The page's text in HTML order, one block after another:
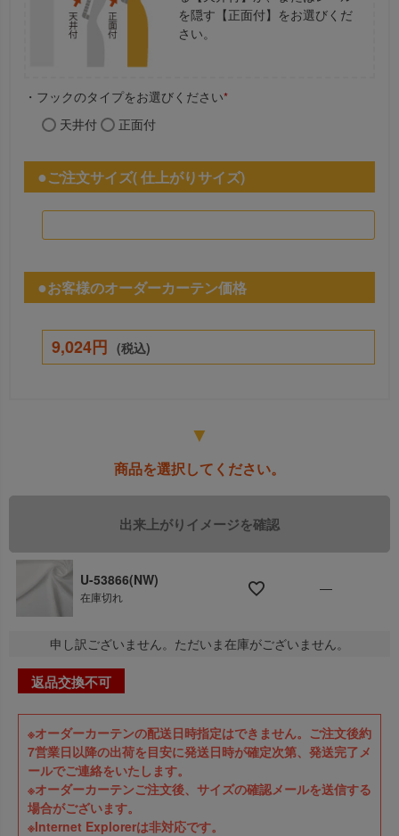
を隠す【正面付】をお選びくだ
さい。
・フックのタイプをお選びください*
天井付 正面付
ご注文サイズ( 仕上がりサイズ)
お客様のオーダーカーテン価格
9,024円 (税込)
▼
商品を選択してください。
U-53866(NW)
在庫切れ
—
申し訳ございません。ただいま在庫がございません。
返品交換不可
※オーダーカーテンの配送日時指定はできません。ご注文後約
7営業日以降の出荷を目安に発送日時が確定次第、発送完了メ
ールでご連絡をいたします。
※オーダーカーテンご注文後、サイズの確認メールを送信する
場合がございます。
※Internet Explorerは非対応です。